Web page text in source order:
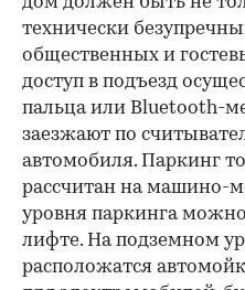
технически
общественных и
доступ в подъезд
пальца или Bluetooth-
заезжают по
автомобиля. Паркинг
рассчитан на машино-
уровня паркинга
лифте. На подземном
расположатся